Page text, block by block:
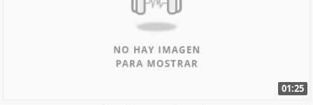
01:25